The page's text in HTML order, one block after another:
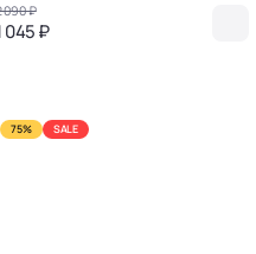
090 ₽
045 ₽
75% SALE